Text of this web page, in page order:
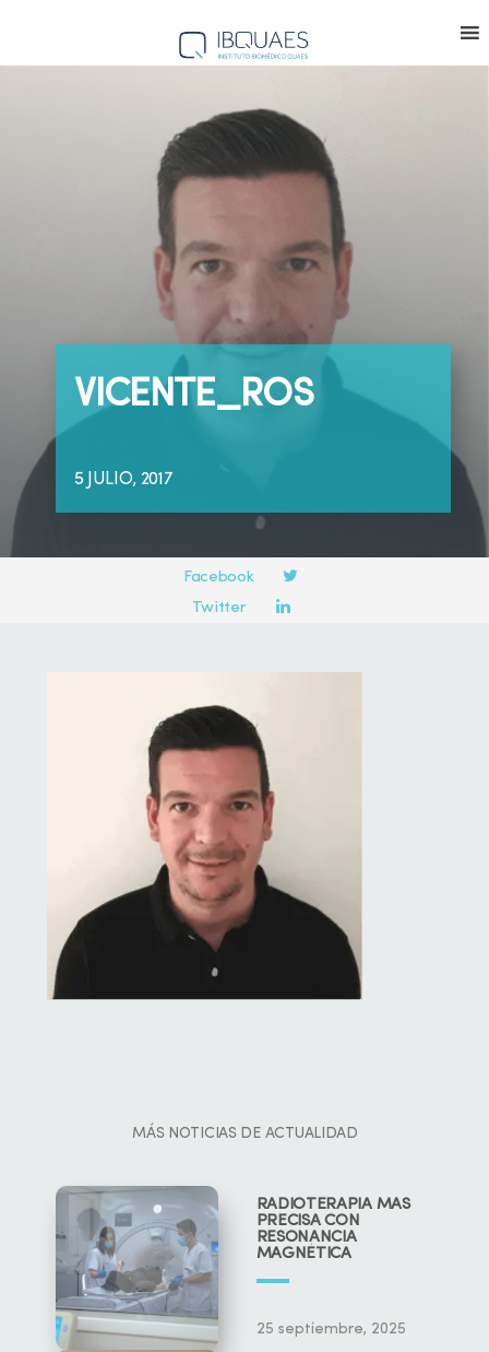
VICENTE_ROS
5 JULIO, 2017
Facebook
Twitter
MÁS NOTICIAS DE ACTUALIDAD
RADIOTERAPIA MÁS
PRECISA CON
RESONANCIA
MAGNÉTICA
25 septiembre, 2025